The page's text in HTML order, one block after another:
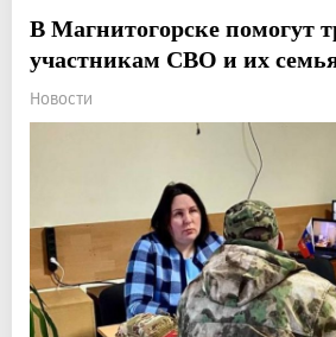
В Магнитогорске помогут
участникам СВО и их
Новости